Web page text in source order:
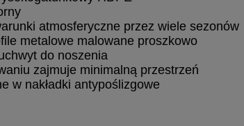
atmosferyczne przez wiele sezonów
metalowe malowane proszkowo
do noszenia
zajmuje minimalną przestrzeń
w nakładki antypoślizgowe